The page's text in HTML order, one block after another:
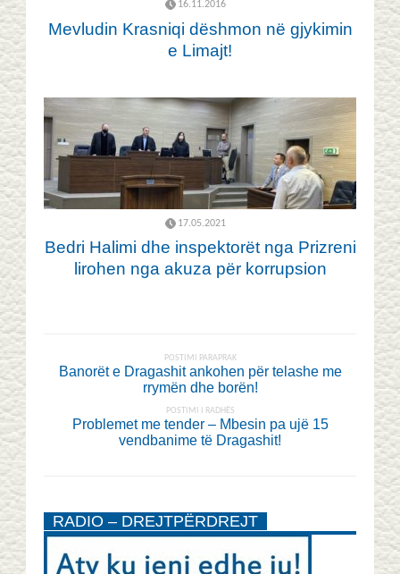
16.11.2016
Mevludin Krasniqi dëshmon në gjykimin
e Limajt!
17.05.2021
Bedri Halimi dhe inspektorët nga Prizreni
lirohen nga akuza për korrupsion
POSTIMI PARAPRAK
Banorët e Dragashit ankohen për telashe me
rrymën dhe borën!
POSTIMI I RADHËS
Problemet me tender – Mbesin pa ujë 15
vendbanime të Dragashit!
RADIO – DREJTPËRDREJT